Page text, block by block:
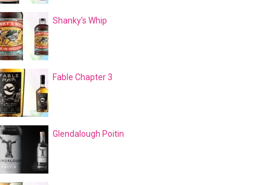
Shanky's Whip
Fable Chapter 3
Glendalough Poitin